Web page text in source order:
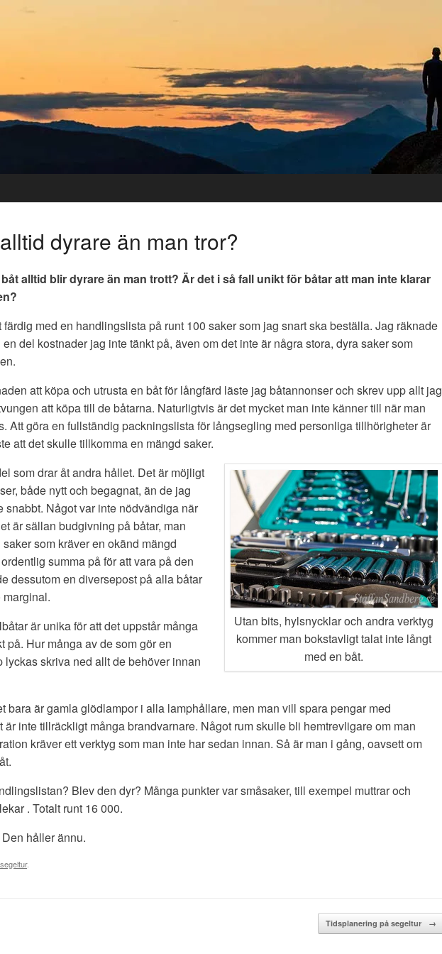
dyrare än man tror?
alltid blir dyrare än man trott? Är det i så fall unikt för båtar att man inte klarar
med en handlingslista på runt 100 saker som jag snart ska beställa. Jag räknade
del kostnader jag inte tänkt på, även om det inte är några stora, dyra saker som
att köpa och utrusta en båt för långfärd läste jag båtannonser och skrev upp allt jag
att köpa till de båtarna. Naturligtvis är det mycket man inte känner till när man
Att göra en fullständig packningslista för långsegling med personliga tillhörigheter är
att det skulle tillkomma en mängd saker.
Utan bits, hylsnycklar och andra verktyg
kommer man bokstavligt talat inte långt
med en båt.
som drar åt andra hållet. Det är möjligt
både nytt och begagnat, än de jag
snabbt. Något var inte nödvändiga när
är sällan budgivning på båtar, man
som kräver en okänd mängd
summa på för att vara på den
dessutom en diversepost på alla båtar
marginal.
är unika för att det uppstår många
på. Hur många av de som gör en
lyckas skriva ned allt de behöver innan
bara är gamla glödlampor i alla lamphållare, men man vill spara pengar med
är inte tillräckligt många brandvarnare. Något rum skulle bli hemtrevligare om man
kräver ett verktyg som man inte har sedan innan. Så är man i gång, oavsett om
Blev den dyr? Många punkter var småsaker, till exempel muttrar och
. Totalt runt 16 000.
håller ännu.
.
Tidsplanering på segeltur →